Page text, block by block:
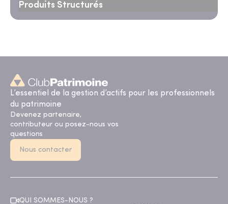
Produits Structurés
L’essentiel de la gestion d’actifs pour les professionnels
du patrimoine
Devenez partenaire,
contributeur ou posez-nous vos
questions
Nous contacter
QUI SOMMES-NOUS ?